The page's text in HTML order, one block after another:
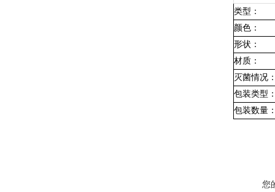
类型：
颜色：
形状：
材质：
灭菌情况
包装类型
包装数量
您